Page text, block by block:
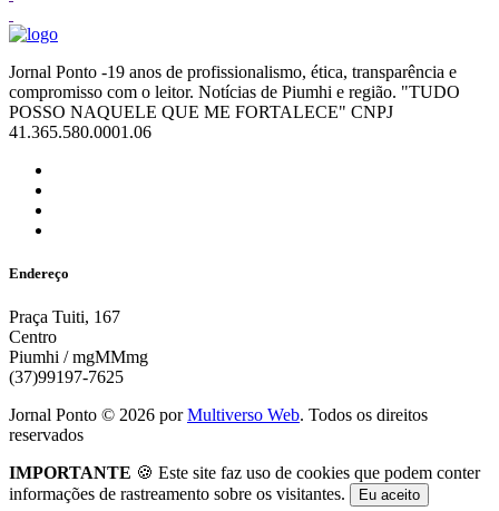
Jornal Ponto -19 anos de profissionalismo, ética, transparência e
compromisso com o leitor. Notícias de Piumhi e região. "TUDO
POSSO NAQUELE QUE ME FORTALECE" CNPJ
41.365.580.0001.06
Endereço
Praça Tuiti, 167
Centro
Piumhi / mgMMmg
(37)99197-7625
Jornal Ponto © 2026 porMultiverso Web. Todos os direitos
reservados
IMPORTANTE 🍪 Este site faz uso de cookies que podem conter
informações de rastreamento sobre os visitantes.
Eu aceito